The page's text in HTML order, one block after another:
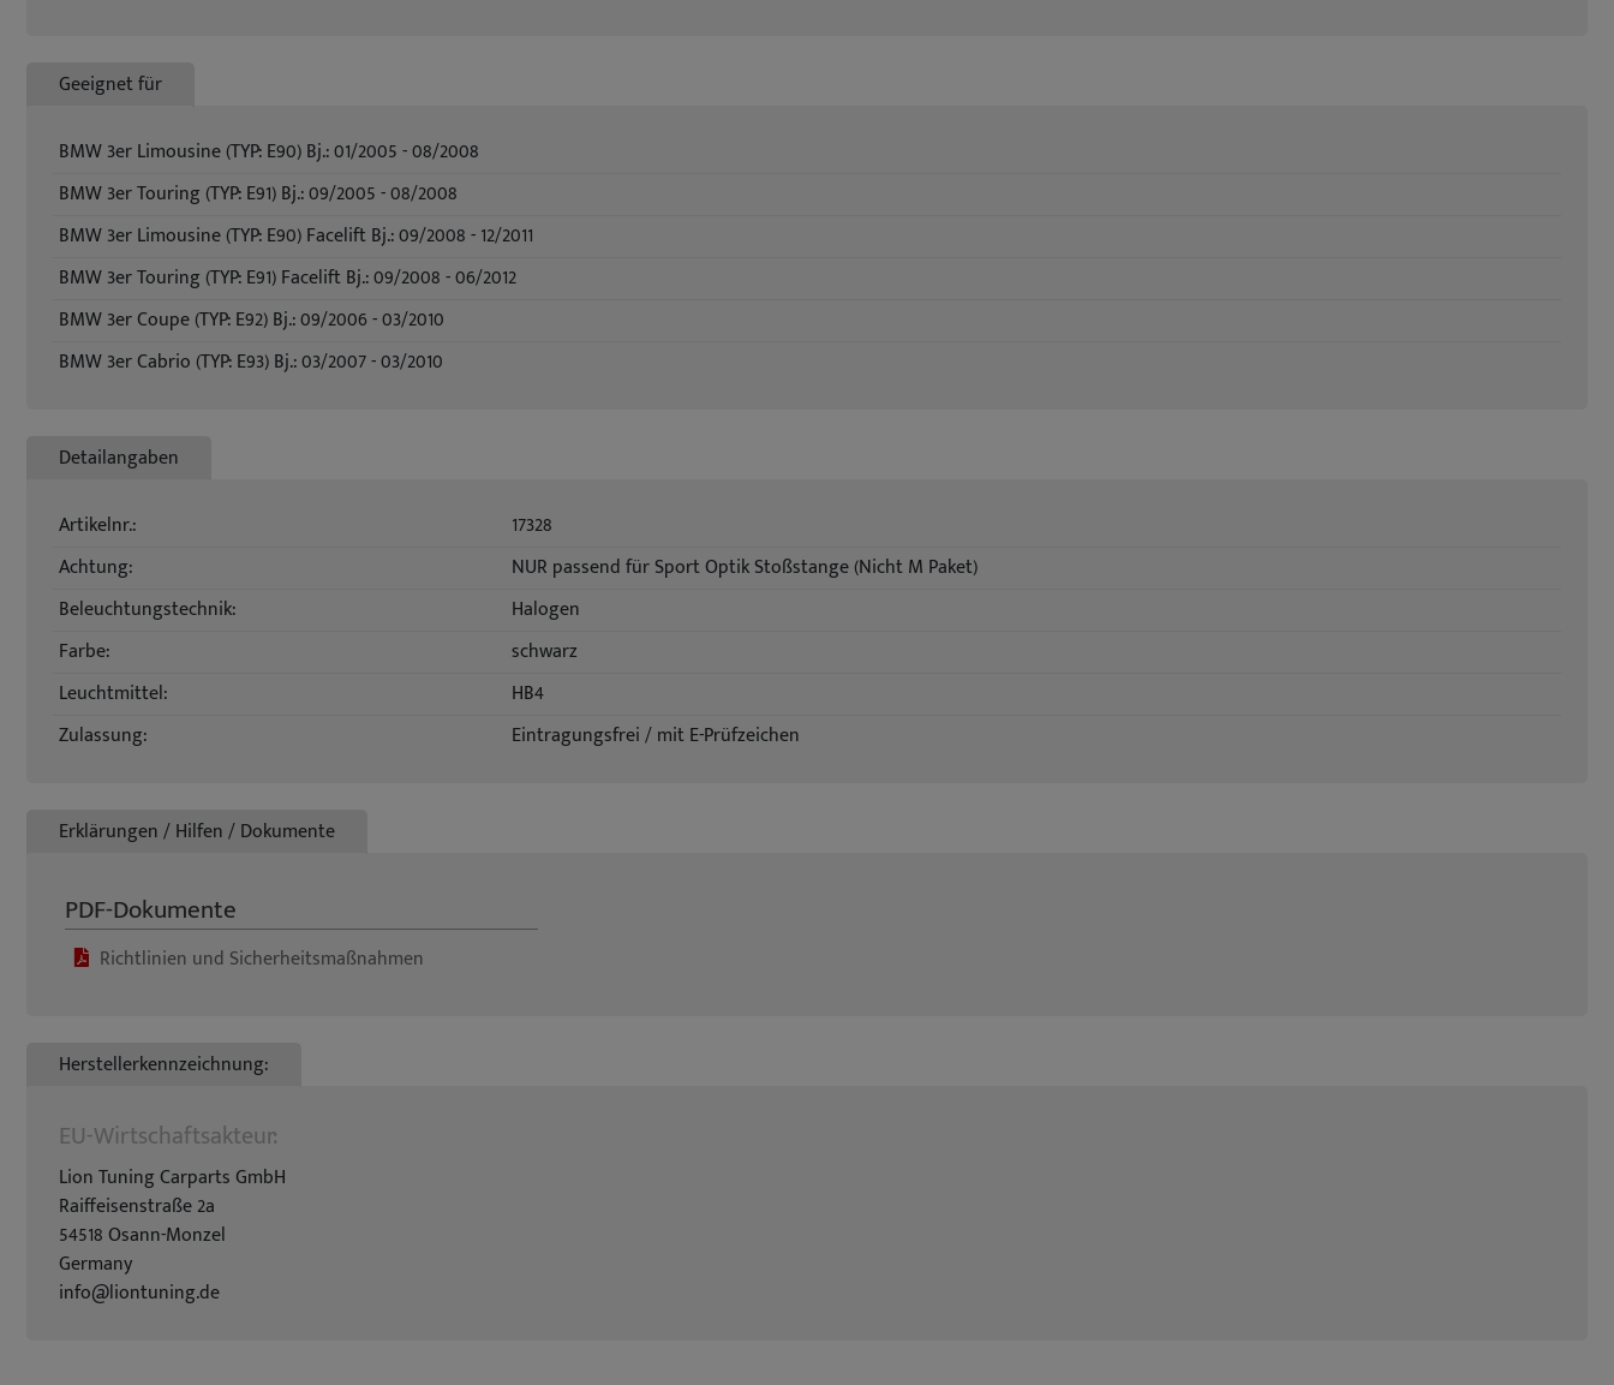
Geeignet für
BMW 3er Limousine (TYP: E90) Bj.: 01/2005 - 08/2008
BMW 3er Touring (TYP: E91) Bj.: 09/2005 - 08/2008
BMW 3er Limousine (TYP: E90) Facelift Bj.: 09/2008 - 12/2011
BMW 3er Touring (TYP: E91) Facelift Bj.: 09/2008 - 06/2012
BMW 3er Coupe (TYP: E92) Bj.: 09/2006 - 03/2010
BMW 3er Cabrio (TYP: E93) Bj.: 03/2007 - 03/2010
Detailangaben
Artikelnr.:
17328
Achtung:
NUR passend für Sport Optik Stoßstange (Nicht M Paket)
Beleuchtungstechnik:
Halogen
Farbe:
schwarz
Leuchtmittel:
HB4
Zulassung:
Eintragungsfrei / mit E-Prüfzeichen
Erklärungen / Hilfen / Dokumente
PDF-Dokumente
Richtlinien und Sicherheitsmaßnahmen
Herstellerkennzeichnung:
EU-Wirtschaftsakteur:
Lion Tuning Carparts GmbH
Raiffeisenstraße 2a
54518 Osann-Monzel
Germany
info@liontuning.de